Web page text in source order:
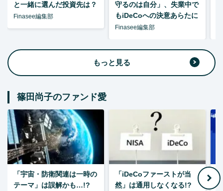
と一緒に選んだ投資先は？
Finasee編集部
守るのは自分」、失業中で
もiDeCoへの決意あらたに
Finasee編集部
もっと見る
篠田尚子のファンド愛
「宇宙・防衛関連は一時の
テーマ」は誤解かも…!?
「iDeCoファーストが当
然」は通用しなくなる!?